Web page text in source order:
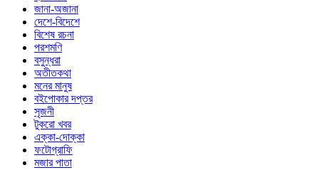
জানা-অজানা
দেশে-বিদেশে
বিশেষ রচনা
পরশমণি
বসুন্ধরা
অতীতকথা
মনের মানুষ
বইপোকার দপ্তর
সৃজনী
টুকরো খবর
এক্কা-দোক্কা
ফটোগ্রাফি
মজার পাতা